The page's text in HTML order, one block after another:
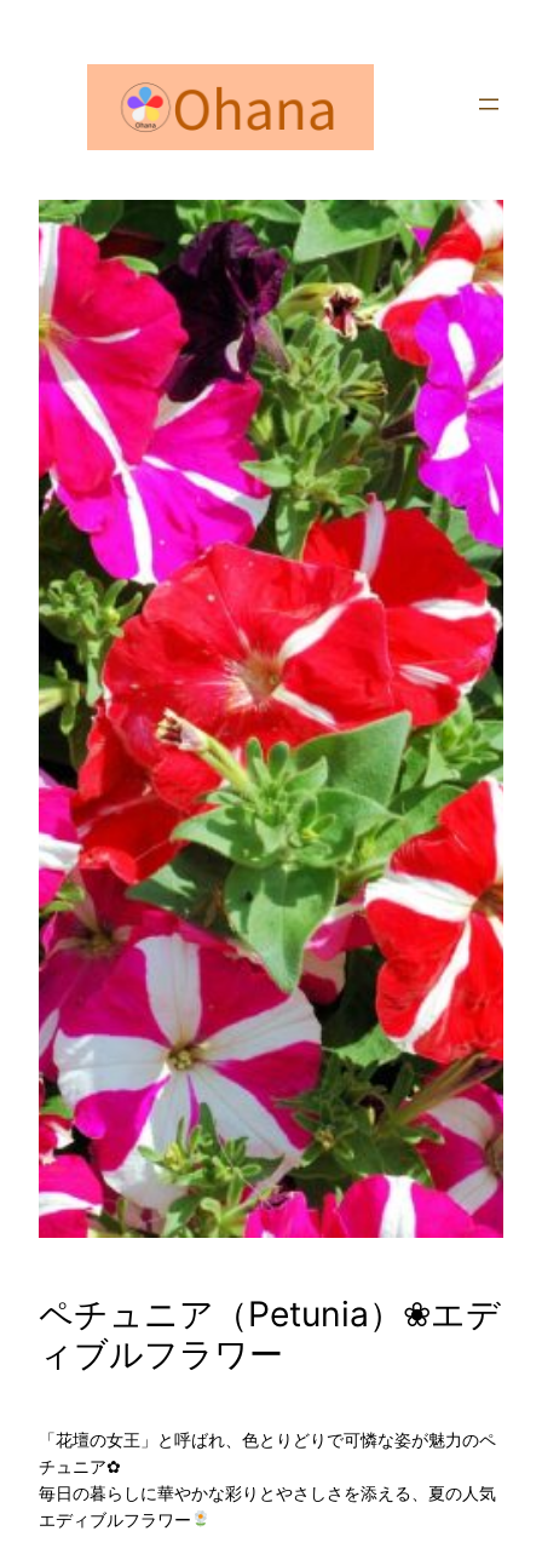
ペチュニア（Petunia）❀エデ
ィブルフラワー
「花壇の女王」と呼ばれ、色とりどりで可憐な姿が魅力のペ
チュニア✿
毎日の暮らしに華やかな彩りとやさしさを添える、夏の人気
エディブルフラワー